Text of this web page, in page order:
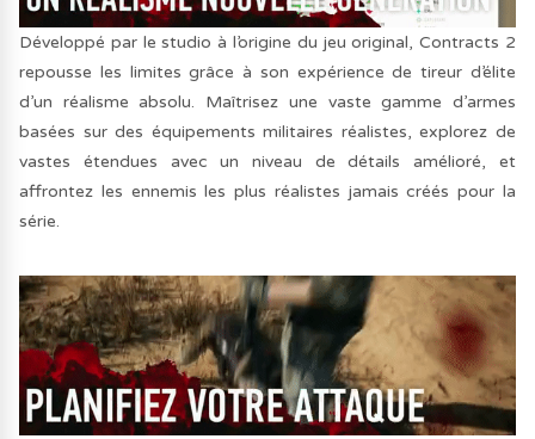
Développé par le studio à l’origine du jeu original, Contracts 2
repousse les limites grâce à son expérience de tireur d’élite
d’un réalisme absolu. Maîtrisez une vaste gamme d’armes
basées sur des équipements militaires réalistes, explorez de
vastes étendues avec un niveau de détails amélioré, et
affrontez les ennemis les plus réalistes jamais créés pour la
série.